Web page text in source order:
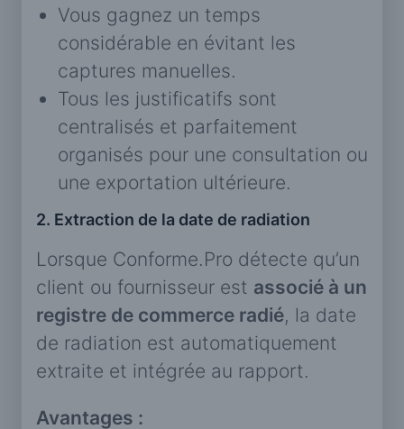
Vous gagnez un temps
considérable en évitant les
captures manuelles.
Tous les justificatifs sont
centralisés et parfaitement
organisés pour une consultation ou
une exportation ultérieure.
2. Extraction de la date de radiation
Lorsque Conforme.Pro détecte qu’un
client ou fournisseur est associé à un
registre de commerce radié, la date
de radiation est automatiquement
extraite et intégrée au rapport.
Avantages :